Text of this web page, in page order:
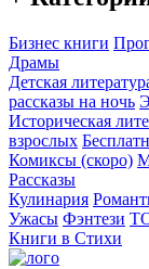
Бизнес книги
Драмы
Детская
рассказы на ночь
Историческая
взрослых
Комиксы (скоро)
Рассказы
Кулинария
Ужасы Фэнтези
Книги в Стихи